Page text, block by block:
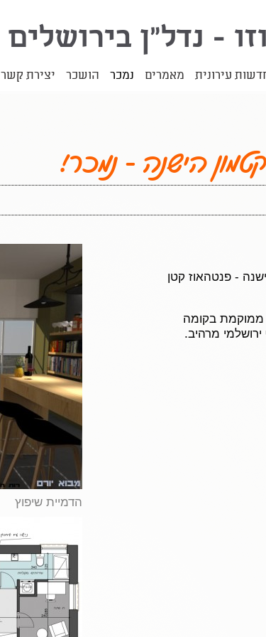
- נדל"ן בירושלים
עירונית מאמרים נמכר הושכר יצירת קשר
הישנה - נמכר!
- פנטהאוז קטן
ממוקמת בקומה
מרהיב.
הדמיית שיפוץ